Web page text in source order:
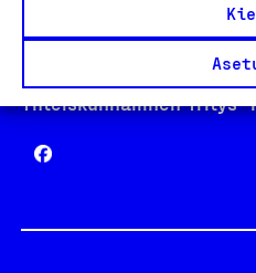
Yhteiskunnallinen Yritys -